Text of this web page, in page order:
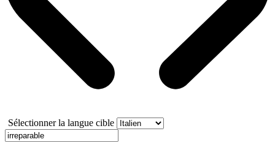
Sélectionner la langue cible